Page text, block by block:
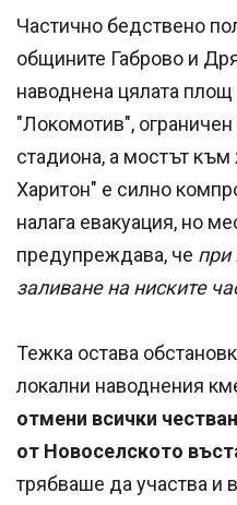
Частично бедствено
общините Габрово и
наводнена цялата
"Локомотив",
стадиона, а мостът
Харитон" е силно
налага евакуация, но
предупреждава, че при
заливане на ниските
Тежка остава
локални наводнения
отмени всички
от Новоселското
трябваше да участва и